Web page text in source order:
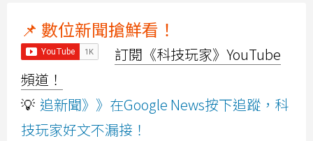
📌 數位新聞搶鮮看！
訂閱《科技玩家》YouTube
頻道！
💡 追新聞》》在Google News按下追蹤，科
技玩家好文不漏接！